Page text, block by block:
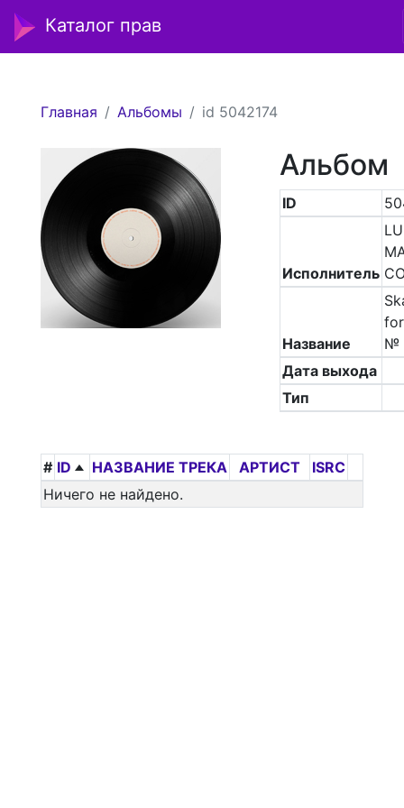
Каталог прав
Главная Альбомы id 5042174
Альбом
ID
Исполнитель
Название
№
Дата выхода
Тип
# ID НАЗВАНИЕ ТРЕКА АРТИСТ
ISRC
Ничего не найдено.